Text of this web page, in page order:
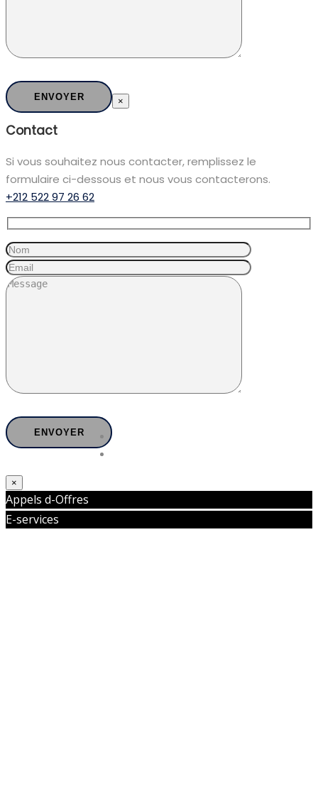
×
Contact
Si vous souhaitez nous contacter, remplissez le
formulaire ci-dessous et nous vous contacterons.
+212 522 97 26 62
×
Appels d-Offres
E-services